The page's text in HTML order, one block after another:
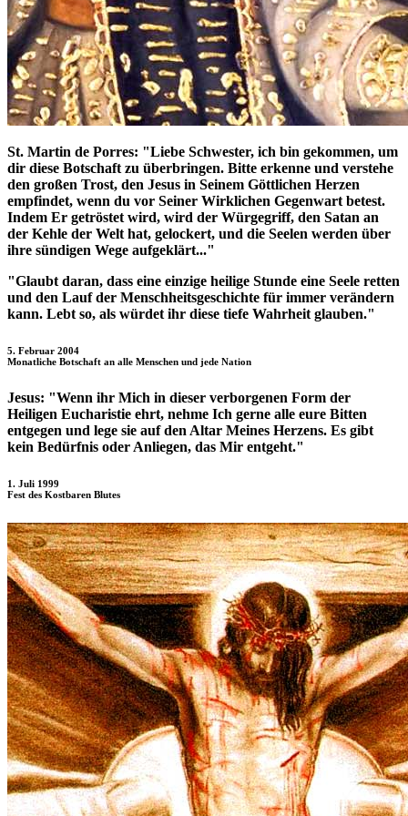
St. Martin de Porres: "Liebe Schwester, ich bin gekommen, um
dir diese Botschaft zu überbringen. Bitte erkenne und verstehe
den großen Trost, den Jesus in Seinem Göttlichen Herzen
empfindet, wenn du vor Seiner Wirklichen Gegenwart betest.
Indem Er getröstet wird, wird der Würgegriff, den Satan an
der Kehle der Welt hat, gelockert, und die Seelen werden über
ihre sündigen Wege aufgeklärt..."
"Glaubt daran, dass eine einzige heilige Stunde eine Seele retten
und den Lauf der Menschheitsgeschichte für immer verändern
kann. Lebt so, als würdet ihr diese tiefe Wahrheit glauben."
5. Februar 2004
Monatliche Botschaft an alle Menschen und jede Nation
Jesus: "Wenn ihr Mich in dieser verborgenen Form der
Heiligen Eucharistie ehrt, nehme Ich gerne alle eure Bitten
entgegen und lege sie auf den Altar Meines Herzens. Es gibt
kein Bedürfnis oder Anliegen, das Mir entgeht."
1. Juli 1999
Fest des Kostbaren Blutes